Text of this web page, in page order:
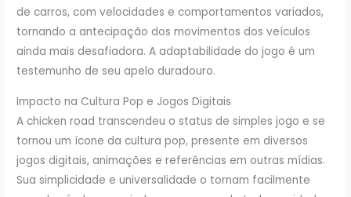
de carros, com velocidades e comportamentos variados,
tornando a antecipação dos movimentos dos veículos
ainda mais desafiadora. A adaptabilidade do jogo é um
testemunho de seu apelo duradouro.
Impacto na Cultura Pop e Jogos Digitais
A chicken road transcendeu o status de simples jogo e se
tornou um ícone da cultura pop, presente em diversos
jogos digitais, animações e referências em outras mídias.
Sua simplicidade e universalidade o tornam facilmente